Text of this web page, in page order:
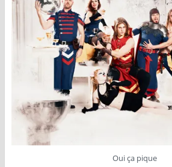
Oui ça pique